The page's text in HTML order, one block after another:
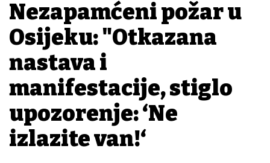
Nezapamćeni požar u
Osijeku: "Otkazana
nastava i
manifestacije, stiglo
upozorenje: ‘Ne
izlazite van!‘